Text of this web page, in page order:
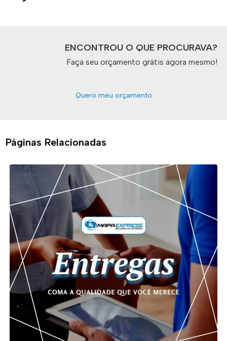
ENCONTROU O QUE PROCURAVA?
Faça seu orçamento grátis agora mesmo!
Quero meu orçamento
Páginas Relacionadas